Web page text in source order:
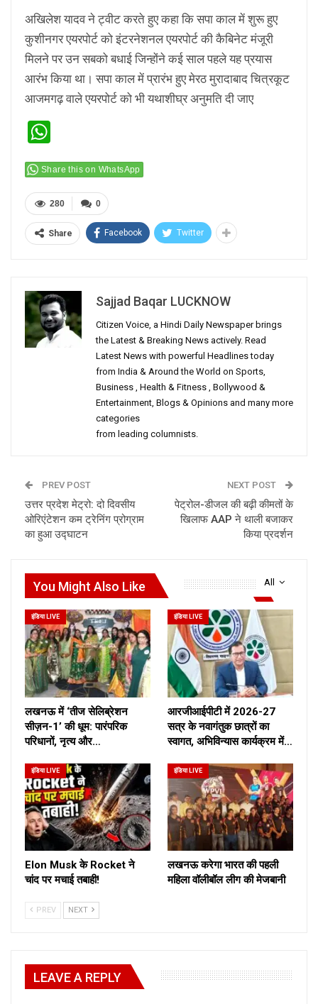
अखिलेश यादव ने ट्वीट करते हुए कहा कि सपा काल में शुरू हुए
कुशीनगर एयरपोर्ट को इंटरनेशनल एयरपोर्ट की कैबिनेट मंजूरी
मिलने पर उन सबको बधाई जिन्होंने कई साल पहले यह प्रयास
आरंभ किया था। सपा काल में प्रारंभ हुए मेरठ मुरादाबाद चित्रकूट
आजमगढ़ वाले एयरपोर्ट को भी यथाशीघ्र अनुमति दी जाए
Share this on WhatsApp
0
280
Share Facebook Twitter
Sajjad Baqar LUCKNOW
Citizen Voice, a Hindi Daily Newspaper brings
the Latest & Breaking News actively. Read
Latest News with powerful Headlines today
from India & Around the World on Sports,
Business , Health & Fitness , Bollywood &
Entertainment, Blogs & Opinions and many more
categories
from leading columnists.
PREV POST
उत्तर प्रदेश मेट्रो: दो दिवसीय
ओरिएंटेशन कम ट्रेनिंग प्रोग्राम
का हुआ उद्घाटन
NEXT POST
पेट्रोल-डीजल की बढ़ी कीमतों के
खिलाफ AAP ने थाली बजाकर
किया प्रदर्शन
All
You Might Also Like
इंडिया LIVE
लखनऊ में ‘तीज सेलिब्रेशन
सीज़न-1’ की धूम: पारंपरिक
परिधानों, नृत्य और…
इंडिया LIVE
आरजीआईपीटी में 2026-27
सत्र के नवागंतुक छात्रों का
स्वागत, अभिविन्यास कार्यक्रम में…
इंडिया LIVE
Elon Musk के Rocket ने
चांद पर मचाई तबाही!
इंडिया LIVE
लखनऊ करेगा भारत की पहली
महिला वॉलीबॉल लीग की मेजबानी
PREV NEXT
LEAVE A REPLY